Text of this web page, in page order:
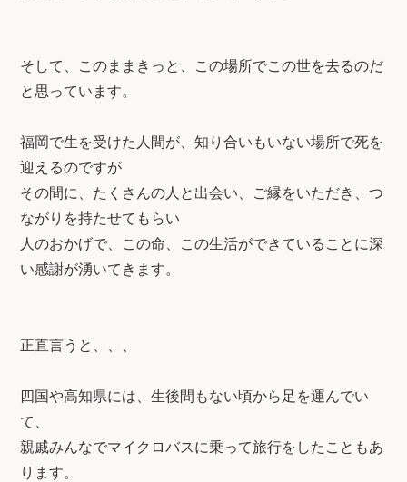
そして、このままきっと、この場所でこの世を去るのだ
と思っています。
福岡で生を受けた人間が、知り合いもいない場所で死を
迎えるのですが
その間に、たくさんの人と出会い、ご縁をいただき、つ
ながりを持たせてもらい
人のおかげで、この命、この生活ができていることに深
い感謝が湧いてきます。
正直言うと、、、
四国や高知県には、生後間もない頃から足を運んでい
て、
親戚みんなでマイクロバスに乗って旅行をしたこともあ
ります。